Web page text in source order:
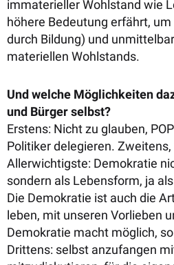
immaterieller Wohlstand wie
höhere Bedeutung erfährt,
durch Bildung) und
materiellen Wohlstands.
Und welche Möglichkeiten
und Bürger selbst?
Erstens: Nicht zu glauben,
Politiker delegieren.
Allerwichtigste: Demokratie
sondern als Lebensform, ja
Die Demokratie ist auch die
leben, mit unseren Vorlieben
Demokratie macht möglich,
Drittens: selbst anzufangen